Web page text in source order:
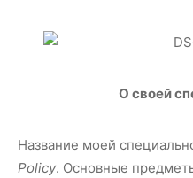
О своей
Название моей
Policy. Основные